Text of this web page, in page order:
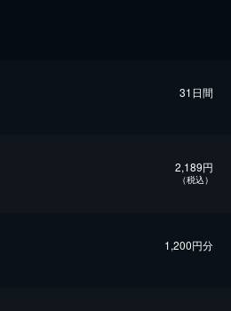
31日間
2,189円
（税込）
1,200円分